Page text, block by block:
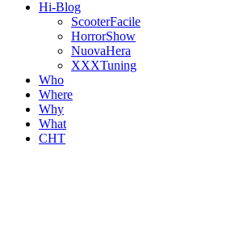
Hi-Blog
ScooterFacile
HorrorShow
NuovaHera
XXXTuning
Who
Where
Why
What
CHT